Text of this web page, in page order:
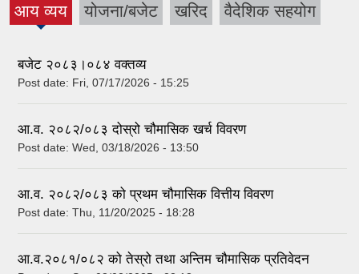
आय व्यय
(active
योजना/बजेट खरिद वैदेशिक सहयोग
बजेट २०८३।०८४ वक्तव्य
Post date: Fri, 07/17/2026 - 15:25
आ.व. २०८२/०८३ दोस्रो चौमासिक खर्च विवरण
Post date: Wed, 03/18/2026 - 13:50
आ.व. २०८२/०८३ को प्रथम चौमासिक वित्तीय विवरण
Post date: Thu, 11/20/2025 - 18:28
आ.व.२०८१/०८२ को तेस्रो तथा अन्तिम चौमासिक प्रतिवेदन